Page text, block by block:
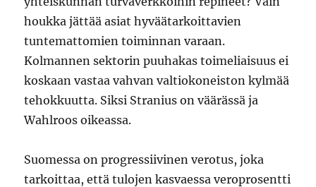
houkka jättää asiat hyväätarkoittavien
tuntemattomien toiminnan varaan.
Kolmannen sektorin puuhakas toimeliaisuus ei
koskaan vastaa vahvan valtiokoneiston kylmää
tehokkuutta. Siksi Stranius on väärässä ja
Wahlroos oikeassa.
Suomessa on progressiivinen verotus, joka
tarkoittaa, että tulojen kasvaessa veroprosentti